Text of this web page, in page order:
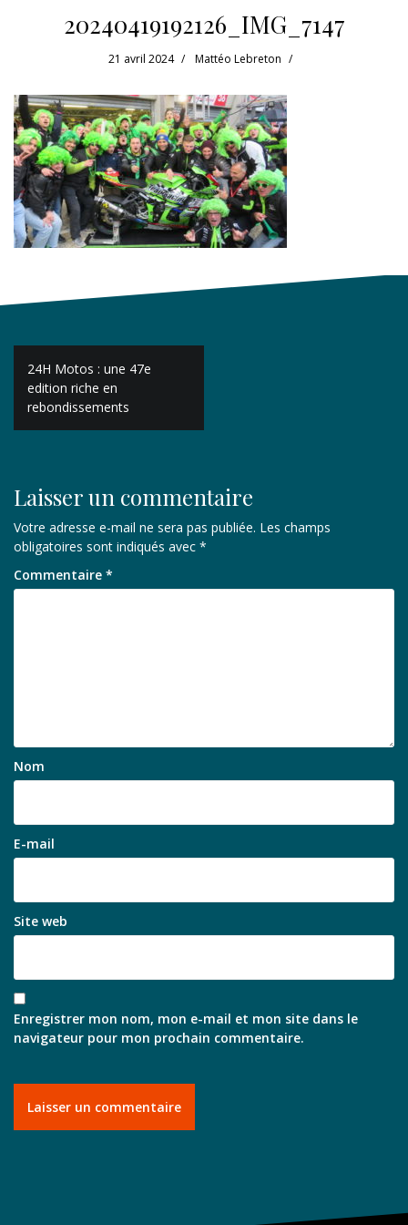
20240419192126_IMG_7147
21 avril 2024 Mattéo Lebreton
Navigation
de
l’article
24H Motos : une 47e
edition riche en
rebondissements
Laisser un commentaire
Votre adresse e-mail ne sera pas publiée. Les champs
obligatoires sont indiqués avec *
Commentaire *
Nom
E-mail
Site web
Enregistrer mon nom, mon e-mail et mon site dans le
navigateur pour mon prochain commentaire.